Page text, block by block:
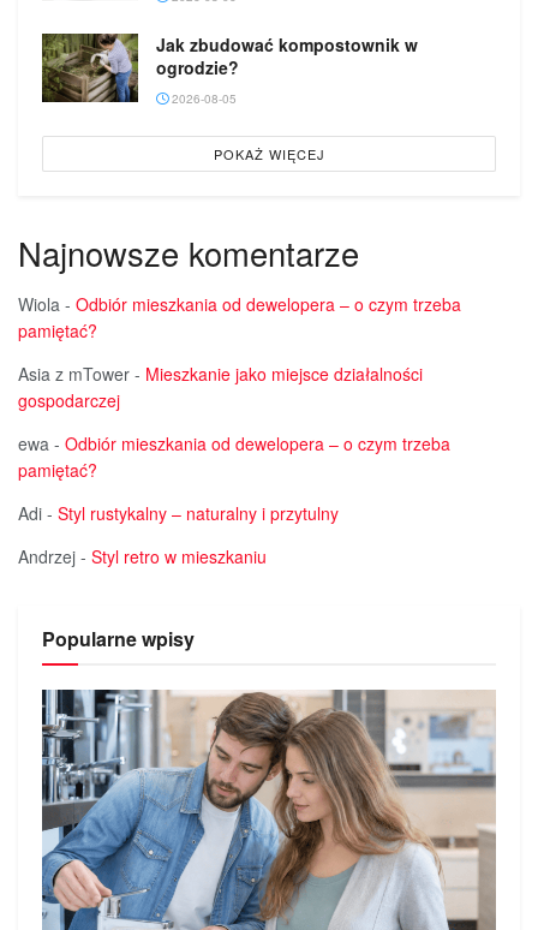
Jak zbudować kompostownik w
ogrodzie?
2026-08-05
POKAŻ WIĘCEJ
Najnowsze komentarze
Wiola - Odbiór mieszkania od dewelopera – o czym trzeba
pamiętać?
Asia z mTower - Mieszkanie jako miejsce działalności
gospodarczej
ewa - Odbiór mieszkania od dewelopera – o czym trzeba
pamiętać?
Adi - Styl rustykalny – naturalny i przytulny
Andrzej - Styl retro w mieszkaniu
Popularne wpisy